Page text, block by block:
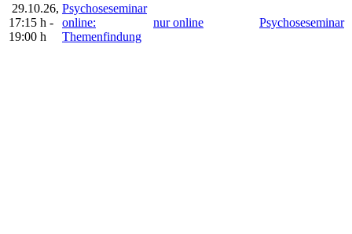
29.10.26,
17:15 h -
19:00 h
Psychoseseminar
online:
Themenfindung
nur online Psychoseseminar